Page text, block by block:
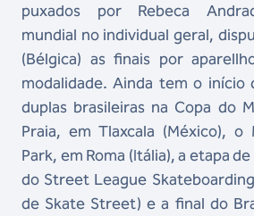
puxados por Rebeca
mundial no individual geral,
(Bélgica) as finais por
modalidade. Ainda tem o início
duplas brasileiras na Copa do
Praia, em Tlaxcala (México), o
Park, em Roma (Itália), a etapa
do Street League
de Skate Street) e a final do